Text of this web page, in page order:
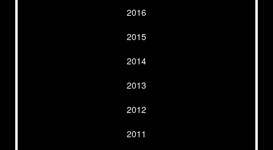
2016
2015
2014
2013
2012
2011